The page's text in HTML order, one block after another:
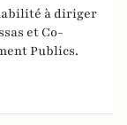
à diriger
et Co-
Publics.